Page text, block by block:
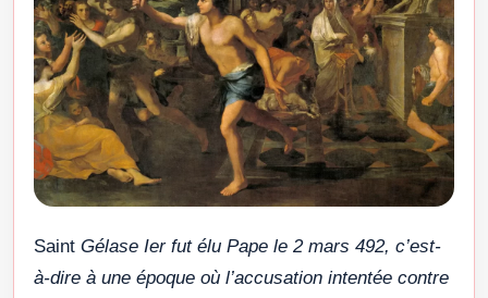
Saint Gélase Ier fut élu Pape le 2 mars 492, c’est-
à-dire à une époque où l’accusation intentée contre